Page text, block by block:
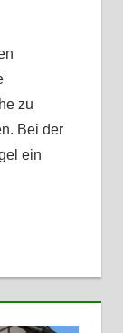
zu
Bei der
ein